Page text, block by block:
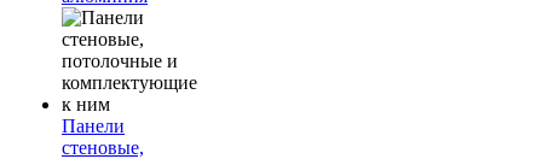
Панели
стеновые,